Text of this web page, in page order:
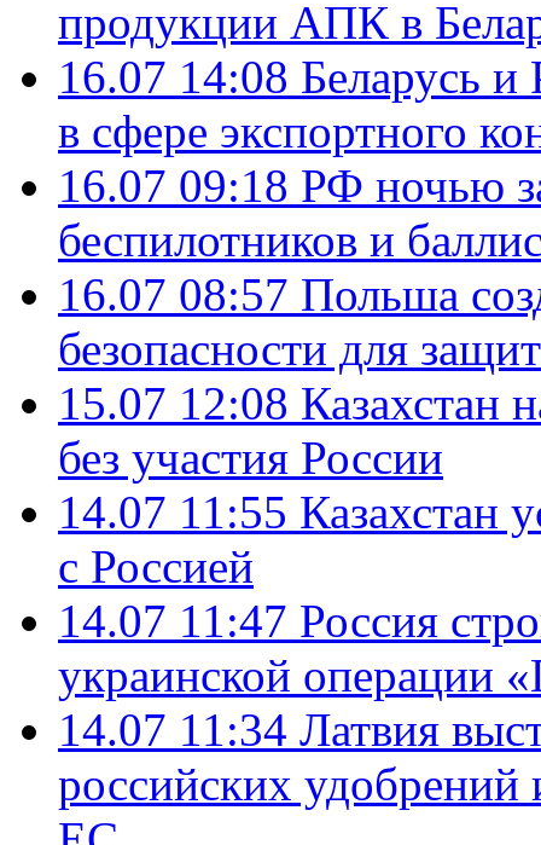
продукции АПК в
16.07 14:08 Беларусь и
в сфере экспортного
16.07 09:18 РФ ночью
беспилотников и
16.07 08:57 Польша
безопасности для
15.07 12:08 Казахстан
без участия России
14.07 11:55 Казахстан
с Россией
14.07 11:47 Россия
украинской операции
14.07 11:34 Латвия
российских